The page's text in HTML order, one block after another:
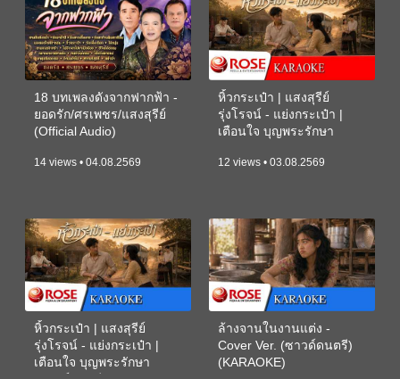
18 บทเพลงดังจากฟากฟ้า -
ยอดรัก/ศรเพชร/แสงสุรีย์
(Official Audio)
14 views • 04.08.2569
หิ้วกระเป๋า | แสงสุรีย์
รุ่งโรจน์ - แย่งกระเป๋า |
เตือนใจ บุญพระรักษา
12 views • 03.08.2569
หิ้วกระเป๋า | แสงสุรีย์
รุ่งโรจน์ - แย่งกระเป๋า |
เตือนใจ บุญพระรักษา
ล้างจานในงานแต่ง -
Cover Ver. (ซาวด์ดนตรี)
(KARAOKE)